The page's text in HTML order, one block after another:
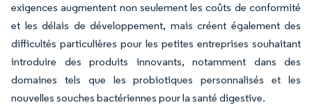
exigences augmentent non seulement les coûts de conformité
et les délais de développement, mais créent également des
difficultés particulières pour les petites entreprises souhaitant
introduire des produits innovants, notamment dans des
domaines tels que les probiotiques personnalisés et les
nouvelles souches bactériennes pour la santé digestive.